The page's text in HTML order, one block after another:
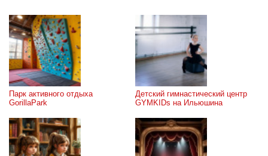
Парк активного отдыха
GorillaPark
Детский гимнастический центр
GYMKIDs на Ильюшина